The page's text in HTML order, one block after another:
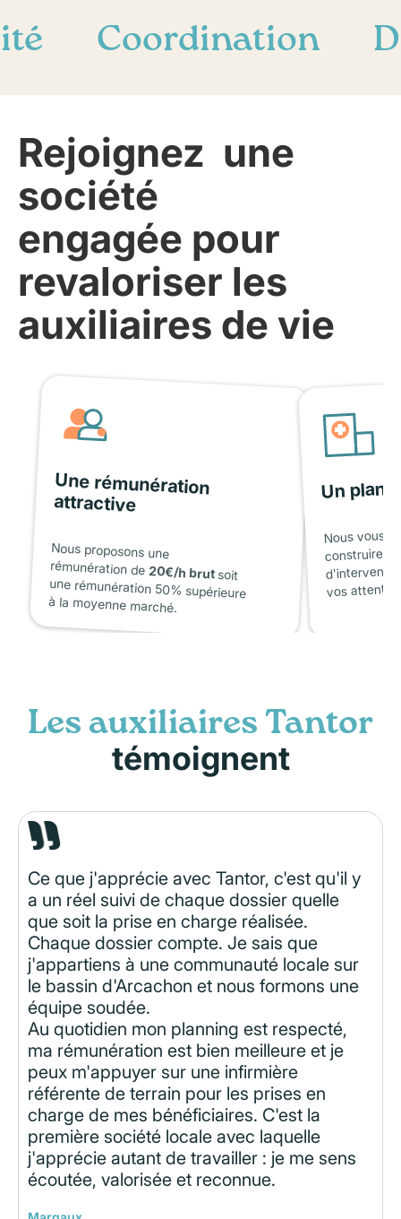
Coordination
Rejoignez une
société
engagée pour
revaloriser les
auxiliaires de vie
Une rémunération
attractive
Nous proposons une
rémunération de20€/h brut soit
une rémunération 50% supérieure
à la moyenne marché.
Un
Nous vous
construire
vos
Les auxiliaires Tantor
témoignent
Ce que j'apprécie avec Tantor, c'est qu'il y
a un réel suivi de chaque dossier quelle
que soit la prise en charge réalisée.
Chaque dossier compte. Je sais que
j'appartiens à une communauté locale sur
le bassin d'Arcachon et nous formons une
équipe soudée.
Au quotidien mon planning est respecté,
ma rémunération est bien meilleure et je
peux m'appuyer sur une infirmière
référente de terrain pour les prises en
charge de mes bénéficiaires. C'est la
première société locale avec laquelle
j'apprécie autant de travailler : je me sens
écoutée, valorisée et reconnue.